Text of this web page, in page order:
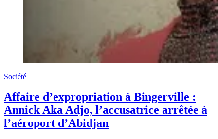
Société
Affaire d’expropriation à Bingerville :
Annick Aka Adjo, l’accusatrice arrêtée à
l’aéroport d’Abidjan